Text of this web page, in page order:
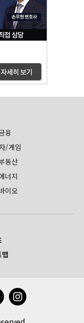
융
/게임
동산
너지
이오